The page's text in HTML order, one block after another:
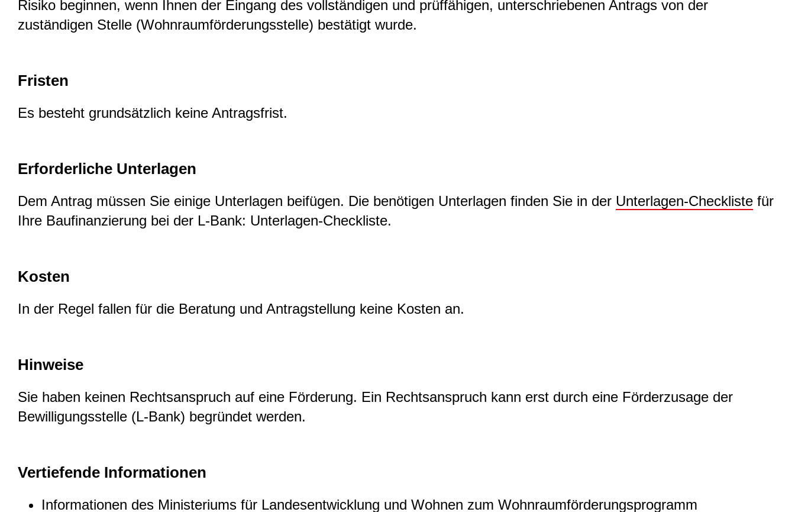
Risiko beginnen, wenn Ihnen der Eingang des vollständigen und prüffähigen, unterschriebenen Antrags von der
zuständigen Stelle (Wohnraumförderungsstelle) bestätigt wurde.
Fristen
Es besteht grundsätzlich keine Antragsfrist.
Erforderliche Unterlagen
Dem Antrag müssen Sie einige Unterlagen beifügen. Die benötigen Unterlagen finden Sie in der Unterlagen-Checkliste für
Ihre Baufinanzierung bei der L-Bank: Unterlagen-Checkliste.
Kosten
In der Regel fallen für die Beratung und Antragstellung keine Kosten an.
Hinweise
Sie haben keinen Rechtsanspruch auf eine Förderung. Ein Rechtsanspruch kann erst durch eine Förderzusage der
Bewilligungsstelle (L-Bank) begründet werden.
Vertiefende Informationen
Informationen des Ministeriums für Landesentwicklung und Wohnen zum Wohnraumförderungsprogramm